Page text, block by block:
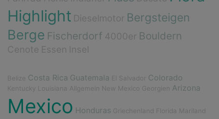
Highlight Dieselmotor Bergsteigen
Berge Fischerdorf 4000er Bouldern
Cenote Essen Insel
Belize Costa Rica Guatemala El Salvador Colorado
Kentucky Louisiana Allgemein New Mexico Georgien Arizona
Mexico Honduras Griechenland Florida Mariland